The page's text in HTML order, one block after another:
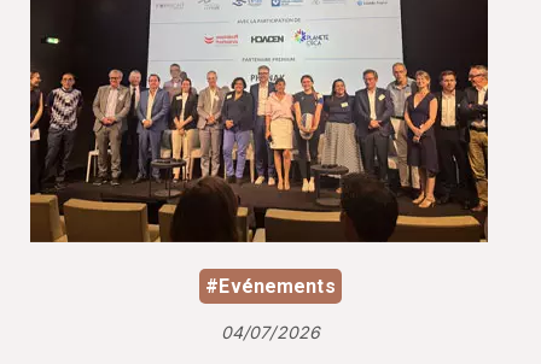
#Evénements
04/07/2026